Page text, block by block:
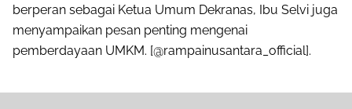
berperan sebagai Ketua Umum Dekranas, Ibu Selvi juga
menyampaikan pesan penting mengenai
pemberdayaan UMKM. [@rampainusantara_official].